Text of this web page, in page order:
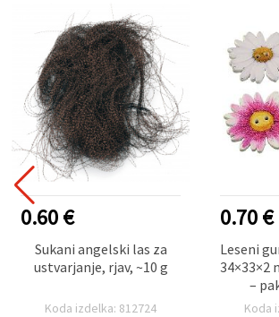
0.60 €
Sukani angelski las za
ustvarjanje, rjav, ~10 g
Koda izdelka: 812724
0.70 €
Leseni
34×33×2
–
Koda